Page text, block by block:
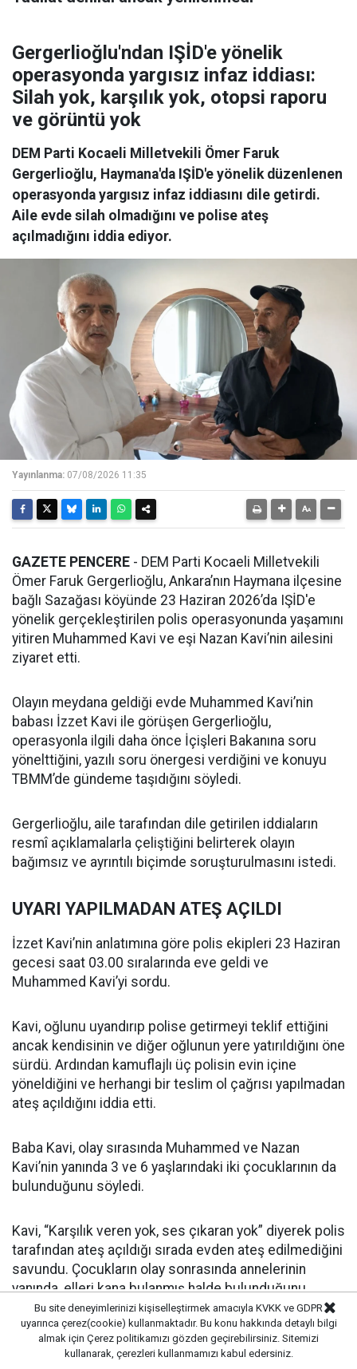
Gergerlioğlu'ndan IŞİD'e yönelik
operasyonda yargısız infaz iddiası:
Silah yok, karşılık yok, otopsi raporu
ve görüntü yok
DEM Parti Kocaeli Milletvekili Ömer Faruk
Gergerlioğlu, Haymana'da IŞİD'e yönelik düzenlenen
operasyonda yargısız infaz iddiasını dile getirdi.
Aile evde silah olmadığını ve polise ateş
açılmadığını iddia ediyor.
Yayınlanma: 07/08/2026 11:35
GAZETE PENCERE - DEM Parti Kocaeli Milletvekili
Ömer Faruk Gergerlioğlu, Ankara’nın Haymana ilçesine
bağlı Sazağası köyünde 23 Haziran 2026’da IŞİD'e
yönelik gerçekleştirilen polis operasyonunda yaşamını
yitiren Muhammed Kavi ve eşi Nazan Kavi’nin ailesini
ziyaret etti.
Olayın meydana geldiği evde Muhammed Kavi’nin
babası İzzet Kavi ile görüşen Gergerlioğlu,
operasyonla ilgili daha önce İçişleri Bakanına soru
yönelttiğini, yazılı soru önergesi verdiğini ve konuyu
TBMM’de gündeme taşıdığını söyledi.
Gergerlioğlu, aile tarafından dile getirilen iddiaların
resmî açıklamalarla çeliştiğini belirterek olayın
bağımsız ve ayrıntılı biçimde soruşturulmasını istedi.
UYARI YAPILMADAN ATEŞ AÇILDI
İzzet Kavi’nin anlatımına göre polis ekipleri 23 Haziran
gecesi saat 03.00 sıralarında eve geldi ve
Muhammed Kavi’yi sordu.
Kavi, oğlunu uyandırıp polise getirmeyi teklif ettiğini
ancak kendisinin ve diğer oğlunun yere yatırıldığını öne
sürdü. Ardından kamuflajlı üç polisin evin içine
yöneldiğini ve herhangi bir teslim ol çağrısı yapılmadan
ateş açıldığını iddia etti.
Baba Kavi, olay sırasında Muhammed ve Nazan
Kavi’nin yanında 3 ve 6 yaşlarındaki iki çocuklarının da
bulunduğunu söyledi.
Kavi, “Karşılık veren yok, ses çıkaran yok” diyerek polis
tarafından ateş açıldığı sırada evden ateş edilmediğini
savundu. Çocukların olay sonrasında annelerinin
yanında, elleri kana bulanmış halde bulunduğunu
anlattı.
POLİS KARŞI ATEŞ VAR DEMİŞTİ
Bu site deneyimlerinizi kişiselleştirmek amacıyla KVKK ve GDPR
uyarınca çerez(cookie) kullanmaktadır. Bu konu hakkında detaylı bilgi
almak için Çerez politikamızı gözden geçirebilirsiniz. Sitemizi
kullanarak, çerezleri kullanmamızı kabul edersiniz.